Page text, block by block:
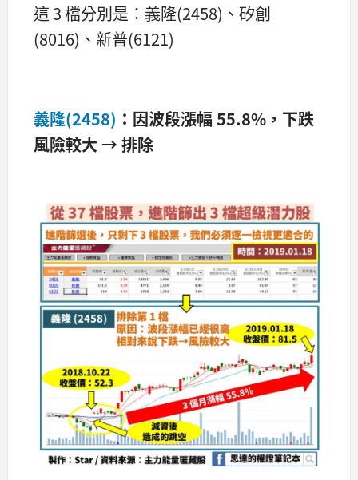
這 3 檔分別是：義隆(2458)、矽創
(8016)、新普(6121)
義隆(2458) ：因波段漲幅 55.8% ，下跌
風險較大→ 排除